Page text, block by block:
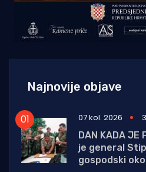
Najnovije objave
07 kol. 2026
DAN KADA JE
je general
gospodski